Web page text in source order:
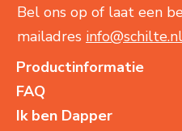
Bel ons op of laat een
mailadres info@schilte.nl
Productinformatie
FAQ
Ik ben Dapper